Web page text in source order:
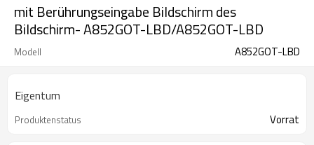
mit Berührungseingabe Bildschirm des
Bildschirm- A852GOT-LBD/A852GOT-LBD
Modell A852GOT-LBD
Eigentum
Produktenstatus Vorrat